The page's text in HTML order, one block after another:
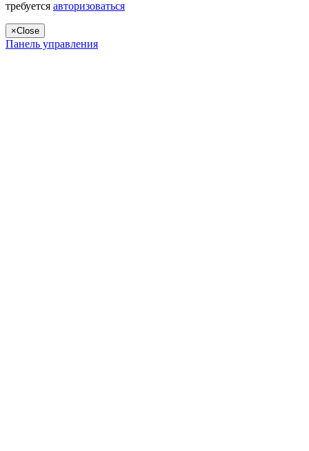
требуется авторизоваться
×Close
Панель управления